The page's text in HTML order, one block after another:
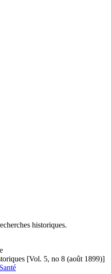
historiques.
[Vol. 5, no 8 (août 1899)]
Santé